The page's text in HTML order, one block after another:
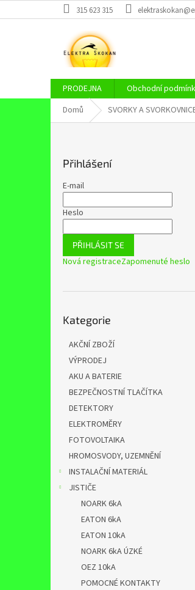
na
315 623 315
PRODEJNA Obchodní
Domů
SVORKY A
Přihlášení
E-mail
Heslo
PŘIHLÁSIT SE
Nová registraceZapomenuté heslo
kategorie
Kategorie
AKČNÍ ZBOŽÍ
VÝPRODEJ
AKU A BATERIE
BEZPEČNOSTNÍ TLAČÍTKA
DETEKTORY
ELEKTROMĚRY
FOTOVOLTAIKA
HROMOSVODY, UZEMNĚNÍ
INSTALAČNÍ MATERIÁL
JISTIČE
NOARK 6kA
EATON 6kA
EATON 10kA
NOARK 6kA ÚZKÉ
OEZ 10kA
POMOCNÉ KONTAKTY